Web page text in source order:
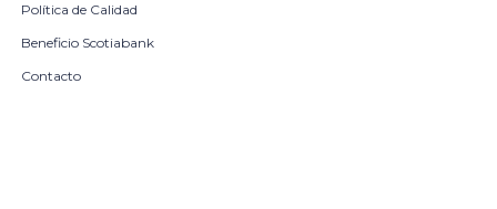
Política de Calidad
Beneficio Scotiabank
Contacto